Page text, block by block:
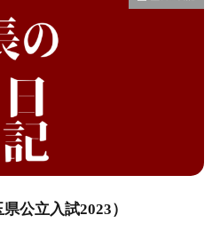
公立入試2023）